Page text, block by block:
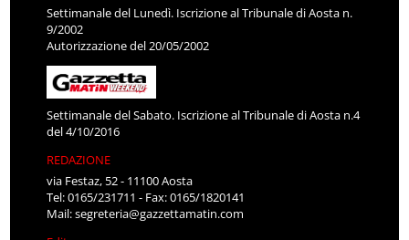
Settimanale del Lunedì. Iscrizione al Tribunale di Aosta n.
9/2002
Autorizzazione del 20/05/2002
Settimanale del Sabato. Iscrizione al Tribunale di Aosta n.4
del 4/10/2016
REDAZIONE
via Festaz, 52 - 11100 Aosta
Tel: 0165/231711 - Fax: 0165/1820141
Mail:segreteria@gazzettamatin.com